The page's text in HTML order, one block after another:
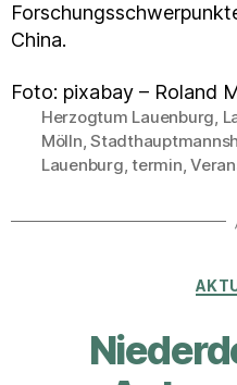
China.
Foto: pixabay – Roland
Schlagwörter
Herzogtum Lauenburg
Mölln ,
Lauenburg ,termin ,